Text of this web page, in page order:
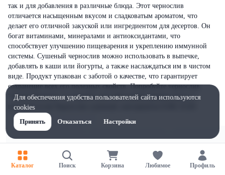
так и для добавления в различные блюда. Этот чернослив
отличается насыщенным вкусом и сладковатым ароматом, что
делает его отличной закуской или ингредиентом для десертов. Он
богат витаминами, минералами и антиоксидантами, что
способствует улучшению пищеварения и укреплению иммунной
системы. Сушеный чернослив можно использовать в выпечке,
добавлять в каши или йогурты, а также наслаждаться им в чистом
виде. Продукт упакован с заботой о качестве, что гарантирует
сохранение всех его полезных свойств. Попробуйте чернослив
"Белый Пеликан" и откройте для себя новый уровень вкуса и
пользы!Состав:Чернослив сушеный, консерванты Е200, Е220.
Каталог Поиск Корзина Любимое Профиль
Для обеспечения удобства пользователей сайта используются
cookies
Принять
Отказаться Настройки